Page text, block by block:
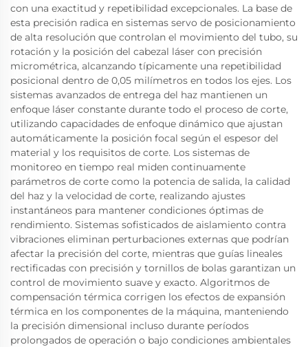
con una exactitud y repetibilidad excepcionales. La base de
esta precisión radica en sistemas servo de posicionamiento
de alta resolución que controlan el movimiento del tubo, su
rotación y la posición del cabezal láser con precisión
micrométrica, alcanzando típicamente una repetibilidad
posicional dentro de 0,05 milímetros en todos los ejes. Los
sistemas avanzados de entrega del haz mantienen un
enfoque láser constante durante todo el proceso de corte,
utilizando capacidades de enfoque dinámico que ajustan
automáticamente la posición focal según el espesor del
material y los requisitos de corte. Los sistemas de
monitoreo en tiempo real miden continuamente
parámetros de corte como la potencia de salida, la calidad
del haz y la velocidad de corte, realizando ajustes
instantáneos para mantener condiciones óptimas de
rendimiento. Sistemas sofisticados de aislamiento contra
vibraciones eliminan perturbaciones externas que podrían
afectar la precisión del corte, mientras que guías lineales
rectificadas con precisión y tornillos de bolas garantizan un
control de movimiento suave y exacto. Algoritmos de
compensación térmica corrigen los efectos de expansión
térmica en los componentes de la máquina, manteniendo
la precisión dimensional incluso durante períodos
prolongados de operación o bajo condiciones ambientales